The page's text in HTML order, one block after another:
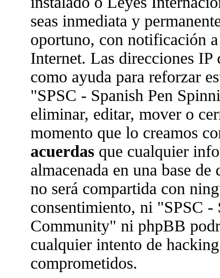
seas inmediata y
oportuno, con notificación
Internet. Las direcciones IP
como ayuda para reforzar
"SPSC - Spanish Pen
eliminar, editar, mover o
momento que lo creamos
acuerdas que cualquier
almacenada en una base
no será compartida con
consentimiento, ni "SPSC -
Community" ni phpBB
cualquier intento de
comprometidos.